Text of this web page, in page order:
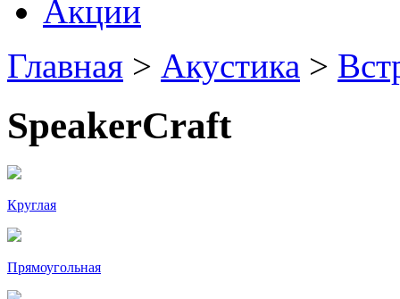
Акции
Главная > Акустика >
SpeakerCraft
Круглая
Прямоугольная